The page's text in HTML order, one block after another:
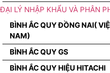
ĐẠI LÝ NHẬP KHẨU VÀ PHÂN
BÌNH ẮC QUY ĐỒNG NAI(
NAM)
BÌNH ẮC QUY GS
BÌNH ẮC QUY HIỆU HITACHI